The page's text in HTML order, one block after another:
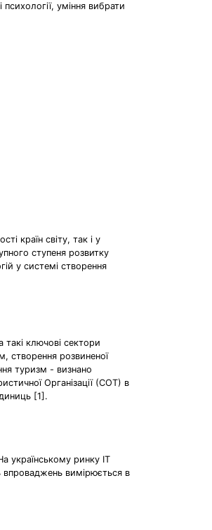
уміння вибрати
країн світу, так і у
ступеня розвитку
у системі створення
ключові сектори
створення розвиненої
туризм - визнано
Організації (СОТ) в
[1].
українському ринку ІТ
впроваджень вимірюється в